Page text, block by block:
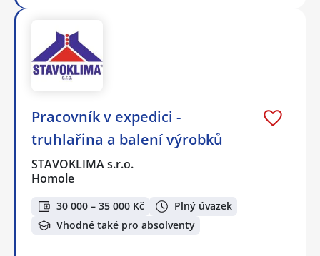
Pracovník v expedici -
truhlařina a balení výrobků
STAVOKLIMA s.r.o.
Homole
30 000 – 35 000 Kč
Plný úvazek
Vhodné také pro absolventy